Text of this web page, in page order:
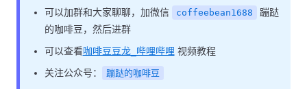
可以加群和大家聊聊，加微信
coffeebean1688
蹦跶
的咖啡豆，然后进群
可以查看咖啡豆豆龙_哔哩哔哩 视频教程
关注公众号：
蹦跶的咖啡豆